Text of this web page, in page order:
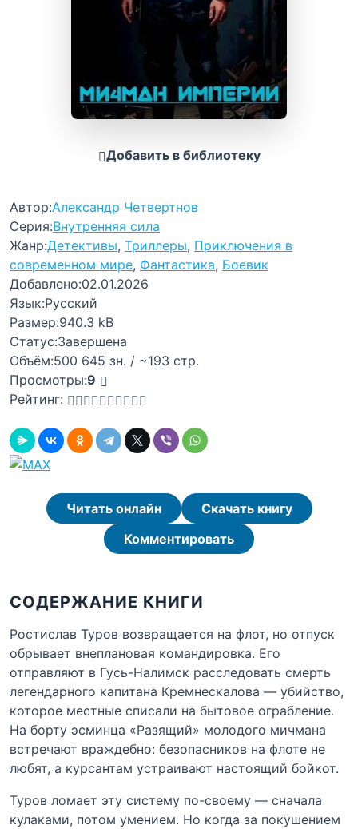
Добавить в библиотеку
Автор:Александр Четвертнов
Серия:Внутренняя сила
Жанр:Детективы, Триллеры, Приключения в
современном мире, Фантастика, Боевик
Добавлено:02.01.2026
Язык:Русский
Размер:940.3 kB
Статус:Завершена
Объём:500 645 зн. / ~193 стр.
Просмотры:9
Рейтинг:
Читать онлайн
Скачать книгу
Комментировать
СОДЕРЖАНИЕ КНИГИ
Ростислав Туров возвращается на флот, но отпуск
обрывает внеплановая командировка. Его
отправляют в Гусь-Налимск расследовать смерть
легендарного капитана Кремнескалова — убийство,
которое местные списали на бытовое ограбление.
На борту эсминца «Разящий» молодого мичмана
встречают враждебно: безопасников на флоте не
любят, а курсантам устраивают настоящий бойкот.
Туров ломает эту систему по-своему — сначала
кулаками, потом умением. Но когда за покушением